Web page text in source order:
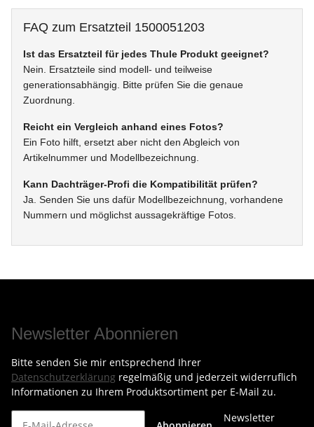
FAQ zum Ersatzteil 1500051203
Ist das Ersatzteil für jedes Thule Produkt geeignet?
Nein. Ersatzteile sind modell- und teilweise
generationsabhängig. Bitte prüfen Sie die genaue
Zuordnung.
Reicht ein Vergleich anhand eines Fotos?
Ein Foto hilft, ersetzt aber nicht den Abgleich von
Artikelnummer und Modellbezeichnung.
Kann Dachträger-Profi die Kompatibilität prüfen?
Ja. Senden Sie uns dafür Modellbezeichnung, vorhandene
Nummern und möglichst aussagekräftige Fotos.
Newsletter Abonnieren
Bitte senden Sie mir entsprechend Ihrer
Datenschutzerklärung regelmäßig und jederzeit widerruflich
Informationen zu Ihrem Produktsortiment per E-Mail zu.
Newsletter